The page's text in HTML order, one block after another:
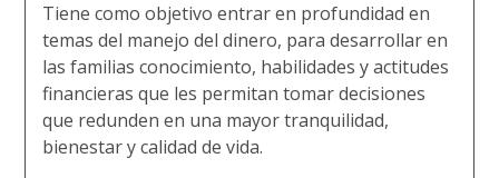
Tiene como objetivo entrar en profundidad en
temas del manejo del dinero, para desarrollar en
las familias conocimiento, habilidades y actitudes
financieras que les permitan tomar decisiones
que redunden en una mayor tranquilidad,
bienestar y calidad de vida.